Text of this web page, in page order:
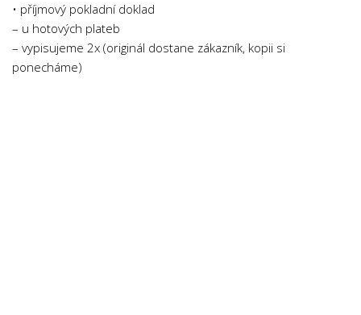
Zdravotnictví
Zeměpis
Novinky
• příjmový pokladní doklad
– u hotových plateb
– vypisujeme 2x (originál dostane zákazník, kopii si
ponecháme)